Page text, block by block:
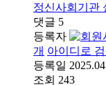
정신사회기관
댓글 5
등록자
개 아이디로
등록일
조회 243